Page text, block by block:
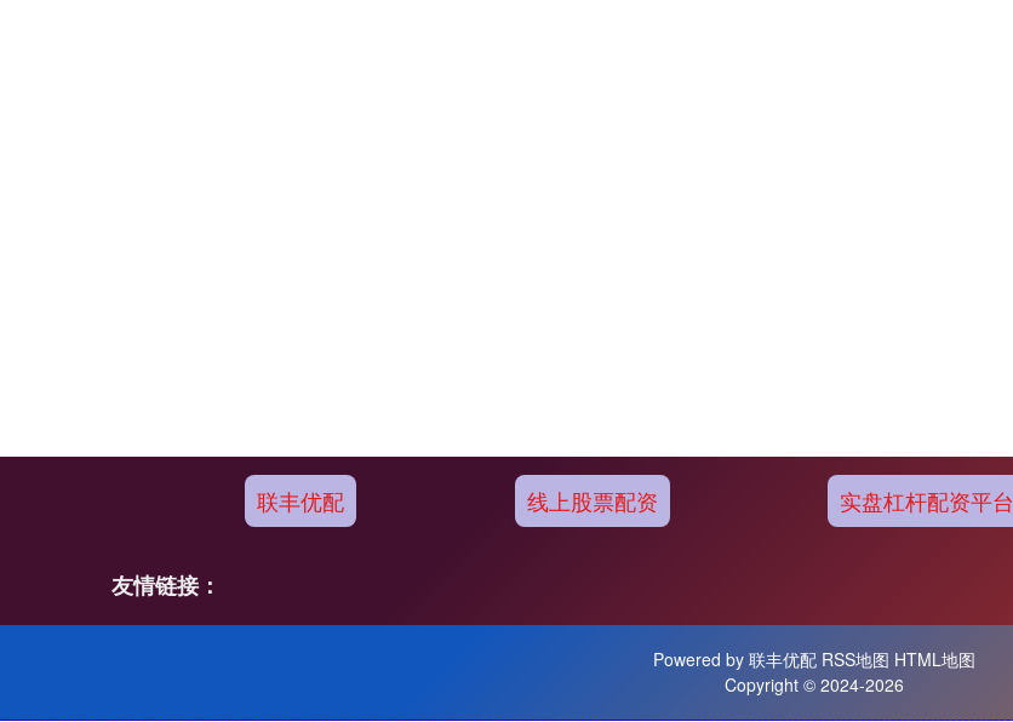
联丰优配 线上股票配资 实盘杠杆配资平台
友情链接：
Powered by 联丰优配 RSS地图 HTML地图
Copyright © 2024-2026